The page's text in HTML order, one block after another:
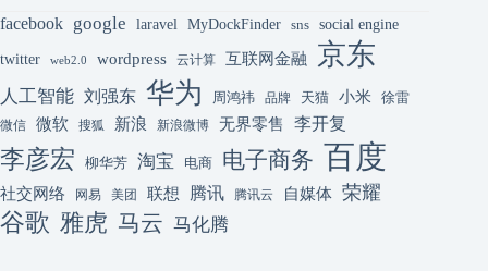
facebook google laravel MyDockFinder sns social engine
twitter web2.0 wordpress 云计算 互联网金融 京东
人工智能 刘强东 华为 周鸿祎 品牌 天猫 小米 徐雷
微信 微软 搜狐 新浪 新浪微博 无界零售 李开复
李彦宏 柳华芳 淘宝 电商 电子商务 百度
社交网络 网易 美团 联想 腾讯 腾讯云 自媒体 荣耀
谷歌 雅虎 马云 马化腾